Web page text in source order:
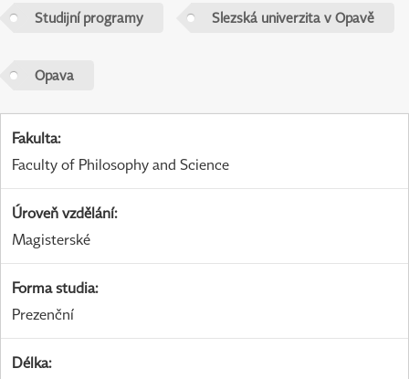
Studijní programy Slezská univerzita v Opavě
Opava
Fakulta:
Faculty of Philosophy and Science
Úroveň vzdělání:
Magisterské
Forma studia:
Prezenční
Délka: